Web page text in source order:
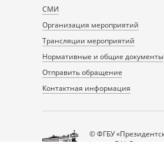
СМИ
Организация мероприятий
Трансляции мероприятий
Нормативные и общие документы
Отправить обращение
Контактная информация
© ФГБУ
имени Б.Н.